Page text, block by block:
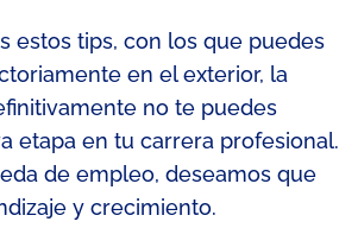
estostips, con los que puedes
en el exterior, la
no te puedes
etapa en tu carrera profesional.
de empleo, deseamos que
y crecimiento.